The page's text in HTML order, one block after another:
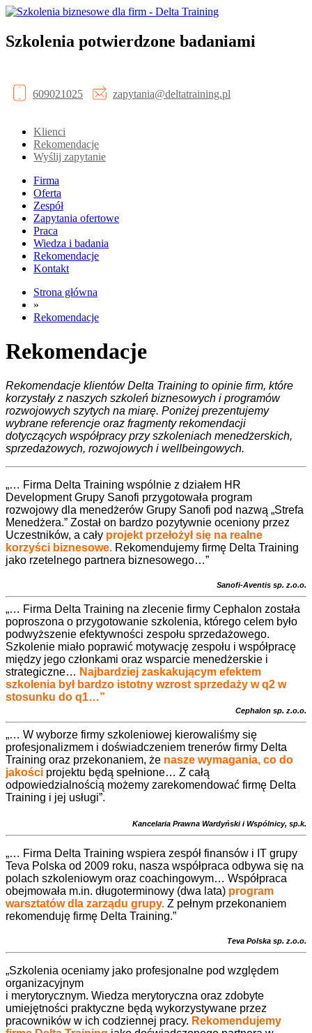
Szkolenia potwierdzone badaniami
609021025 zapytania@deltatraining.pl
Klienci
Rekomendacje
Wyślij zapytanie
Firma
Oferta
Zespół
Zapytania ofertowe
Praca
Wiedza i badania
Rekomendacje
Kontakt
Strona główna
»
Rekomendacje
Rekomendacje
Rekomendacje klientów Delta Training to opinie firm, które
korzystały z naszych szkoleń biznesowych i programów
rozwojowych szytych na miarę. Poniżej prezentujemy
wybrane referencje oraz fragmenty rekomendacji
dotyczących współpracy przy szkoleniach menedżerskich,
sprzedażowych, rozwojowych i wellbeingowych.
„… Firma Delta Training wspólnie z działem HR
Development Grupy Sanofi przygotowała program
rozwojowy dla menedżerów Grupy Sanofi pod nazwą „Strefa
Menedżera.” Został on bardzo pozytywnie oceniony przez
Uczestników, a cały projekt przełożył się na realne
korzyści biznesowe. Rekomendujemy firmę Delta Training
jako rzetelnego partnera biznesowego…”
Sanofi-Aventis sp. z.o.o.
„… Firma Delta Training na zlecenie firmy Cephalon została
poproszona o przygotowanie szkolenia, którego celem było
podwyższenie efektywności zespołu sprzedażowego.
Szkolenie miało poprawić motywację zespołu i współpracę
między jego członkami oraz wsparcie menedżerskie i
strategiczne… Najbardziej zaskakującym efektem
szkolenia był bardzo istotny wzrost sprzedaży w q2 w
stosunku do q1…”
Cephalon sp. z.o.o.
„… W wyborze firmy szkoleniowej kierowaliśmy się
profesjonalizmem i doświadczeniem trenerów firmy Delta
Training oraz przekonaniem, że nasze wymagania, co do
jakości projektu będą spełnione… Z całą
odpowiedzialnością możemy zarekomendować firmę Delta
Training i jej usługi”.
Kancelaria Prawna Wardyński i Wspólnicy, sp.k.
„… Firma Delta Training wspiera zespół finansów i IT grupy
Teva Polska od 2009 roku, nasza współpraca odbywa się na
polach szkoleniowym oraz coachingowym… Współpraca
obejmowała m.in. długoterminowy (dwa lata) program
warsztatów dla zarządu grupy. Z pełnym przekonaniem
rekomenduję firmę Delta Training.”
Teva Polska sp. z.o.o.
„Szkolenia oceniamy jako profesjonalne pod względem
organizacyjnym
i merytorycznym. Wiedza merytoryczna oraz zdobyte
umiejętności praktyczne będą wykorzystywane przez
pracowników w ich codziennej pracy. Rekomendujemy